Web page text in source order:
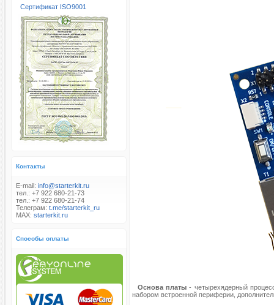
Сертификат ISO9001
Контакты
E-mail: info@starterkit.ru
тел.: +7 922 680-21-73
тел.: +7 922 680-21-74
Телеграм: t.me/starterkit_ru
MAX: starterkit.ru
Способы оплаты
Основа платы - четырехядерный
набором встроенной периферии,